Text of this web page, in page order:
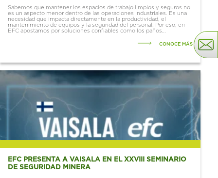
Sabemos que mantener los espacios de trabajo limpios y seguros no
es un aspecto menor dentro de las operaciones industriales. Es una
necesidad que impacta directamente en la productividad, el
mantenimiento de equipos y la seguridad del personal. Por eso, en
EFC apostamos por soluciones confiables como los paños
CONOCE MÁS
EFC PRESENTA A VAISALA EN EL XXVIII SEMINARIO
DE SEGURIDAD MINERA